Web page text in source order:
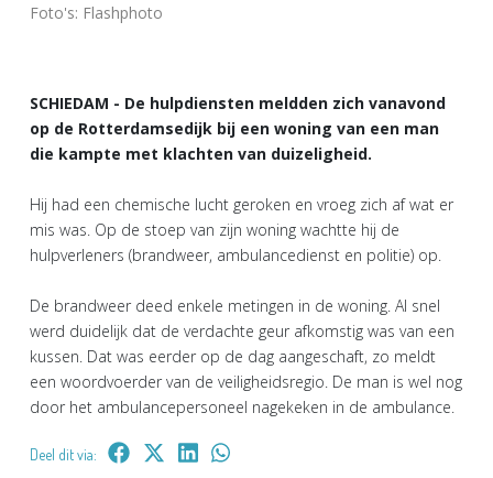
Foto's: Flashphoto
SCHIEDAM - De hulpdiensten meldden zich vanavond
op de Rotterdamsedijk bij een woning van een man
die kampte met klachten van duizeligheid.
Hij had een chemische lucht geroken en vroeg zich af wat er
mis was. Op de stoep van zijn woning wachtte hij de
hulpverleners (brandweer, ambulancedienst en politie) op.
De brandweer deed enkele metingen in de woning. Al snel
werd duidelijk dat de verdachte geur afkomstig was van een
kussen. Dat was eerder op de dag aangeschaft, zo meldt
een woordvoerder van de veiligheidsregio. De man is wel nog
door het ambulancepersoneel nagekeken in de ambulance.
Deel dit via: